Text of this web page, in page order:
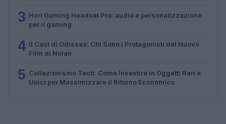
3 Hori Gaming Headset Pro: audio e personalizzazione
per il gaming
4 Il Cast di Odissea: Chi Sono i Protagonisti del Nuovo
Film di Nolan
5 Collezionismo Tech: Come Investire in Oggetti Rari e
Unici per Massimizzare il Ritorno Economico